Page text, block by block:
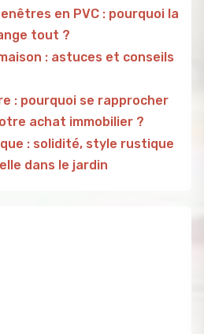
en PVC : pourquoi la
tout ?
: astuces et conseils
: pourquoi se rapprocher
achat immobilier ?
: solidité, style rustique
dans le jardin